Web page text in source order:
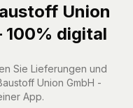
Union
100% digital
Sie Lieferungen und
Union GmbH -
App.